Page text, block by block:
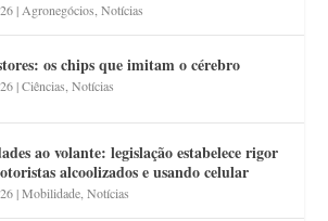
|Agronegócios,Notícias
os chips que imitam o cérebro
|Ciências,Notícias
ao volante: legislação estabelece rigor
alcoolizados e usando celular
|Mobilidade,Notícias